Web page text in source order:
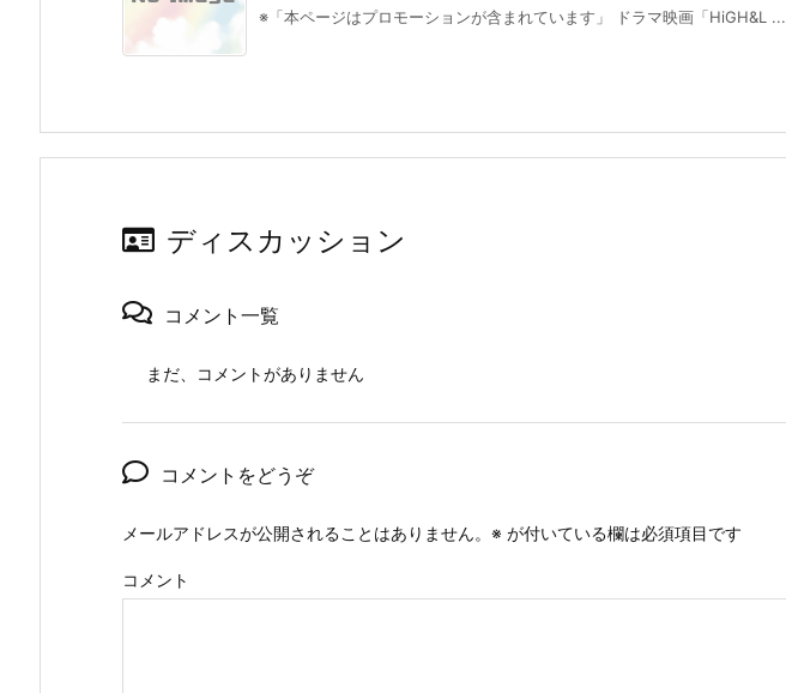
※「本ページはプロモーションが含まれています」 ドラマ映画「HiGH&L ...
ディスカッション
コメント一覧
まだ、コメントがありません
コメントをどうぞ
メールアドレスが公開されることはありません。 ※ が付いている欄は必須項目です
コメント